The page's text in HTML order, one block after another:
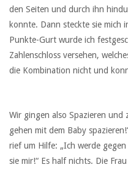
den Seiten und durch ihn
konnte. Dann steckte sie mich
Punkte-Gurt wurde ich
Zahlenschloss versehen,
die Kombination nicht und
Wir gingen also Spazieren und
gehen mit dem Baby
rief um Hilfe: „Ich werde
sie mir!“ Es half nichts. Die